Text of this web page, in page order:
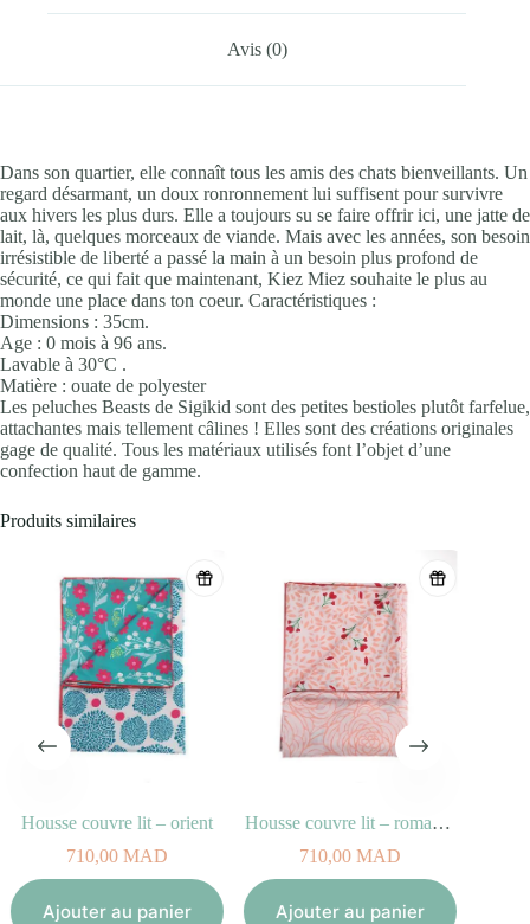
Avis (0)
Dans son quartier, elle connaît tous les amis des chats bienveillants. Un
regard désarmant, un doux ronronnement lui suffisent pour survivre
aux hivers les plus durs. Elle a toujours su se faire offrir ici, une jatte de
lait, là, quelques morceaux de viande. Mais avec les années, son besoin
irrésistible de liberté a passé la main à un besoin plus profond de
sécurité, ce qui fait que maintenant, Kiez Miez souhaite le plus au
monde une place dans ton coeur. Caractéristiques :
Dimensions : 35cm.
Age : 0 mois à 96 ans.
Lavable à 30°C .
Matière : ouate de polyester
Les peluches Beasts de Sigikid sont des petites bestioles plutôt farfelue,
attachantes mais tellement câlines ! Elles sont des créations originales
gage de qualité. Tous les matériaux utilisés font l’objet d’une
confection haut de gamme.
Produits similaires
Housse couvre lit – orient
710,00MAD
Ajouter au panier
Housse couvre lit – romance
710,00MAD
Ajouter au panier